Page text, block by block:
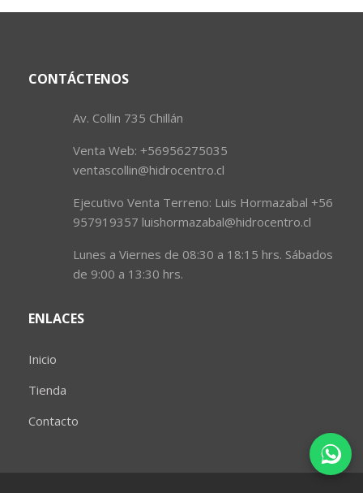
CONTÁCTENOS
Av. Collin 735 Chillán
Venta Web: +56956275035
ventascollin@hidrocentro.cl
Ejecutivo Venta Terreno: Luis Hormazabal +56
957919357 luishormazabal@hidrocentro.cl
Lunes a Viernes de 08:30 a 18:15 hrs. Sábados
de 9:00 a 13:30 hrs.
ENLACES
Inicio
Tienda
Contacto